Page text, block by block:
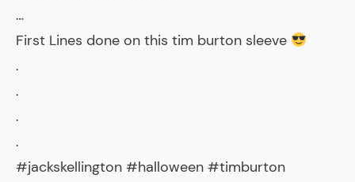
…
First Lines done on this tim burton sleeve
.
.
.
.
#jackskellington #halloween #timburton